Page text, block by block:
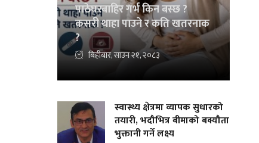
पाठेघरबाहिर गर्भ किन बस्छ ?
कसरी थाहा पाउने र कति खतरनाक
?
बिहीबार, साउन २१, २०८३
स्वास्थ्य क्षेत्रमा व्यापक सुधारको
तयारी, भदौभित्र बीमाको बक्यौता
भुक्तानी गर्ने लक्ष्य